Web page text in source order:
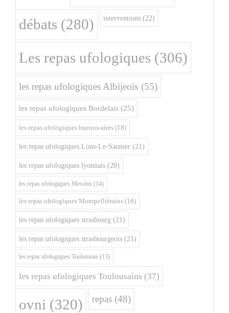
débats (280) interventions (22)
Les repas ufologiques (306)
les repas ufologiques Albijeois (55)
les repas ufologiques Bordelais (25)
les repas ufologiques buenos-aires (18)
les repas ufologiques Lons-Le-Saunier (21)
les repas ufologiques lyonnais (20)
les repas ufologiques Messins (14)
les repas ufologiques Montpelliérains (16)
les repas ufologiques strasbourg (21)
les repas ufologiques strasbourgeois (21)
les repas ufologiques Toulonnais (13)
les repas ufologiques Toulousains (37)
ovni (320) repas (48)